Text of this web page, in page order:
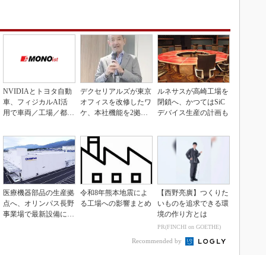
NVIDIAとトヨタ自動
車、フィジカルAI活
用で車両／工場／都市
デクセリアルズが東京
オフィスを改修したワ
ケ、本社機能を2拠点
ルネサスが高崎工場を
閉鎖へ、かつてはSiC
デバイス生産の計画も
医療機器部品の生産拠
点へ、オリンパス長野
事業場で最新設備に機
令和8年熊本地震によ
る工場への影響まとめ
【西野亮廣】つくりた
いものを追求できる環
境の作り方とは
PR(FINCHI on GOETHE)
Recommended by